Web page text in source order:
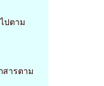
ปตาม
สารตาม